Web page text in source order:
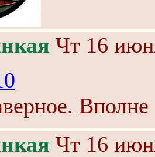
Чт 16
Чт 16